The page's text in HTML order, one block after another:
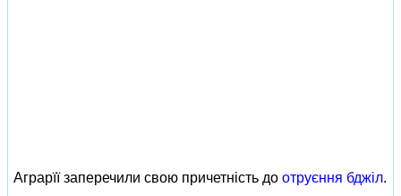
Аграрїї заперечили свою причетність до отруєння бджіл.